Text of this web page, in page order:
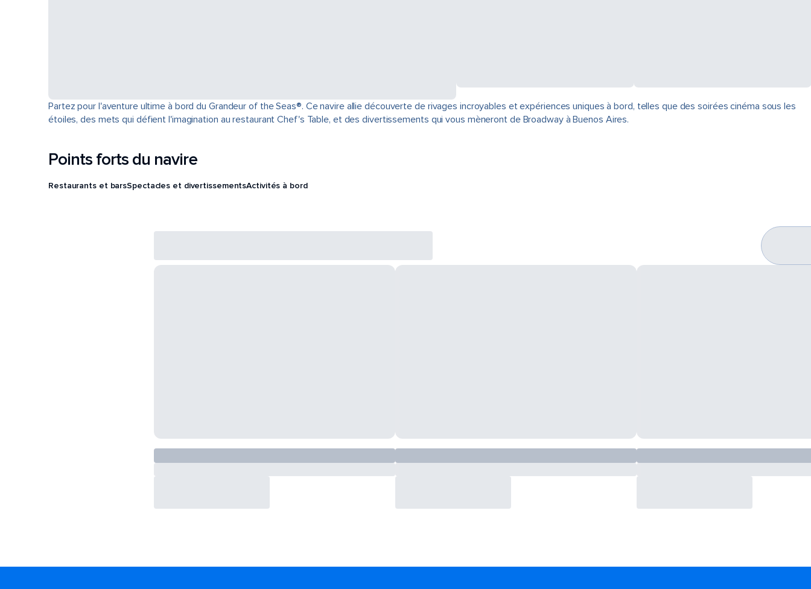
Partez pour l'aventure ultime à bord du Grandeur of the Seas®. Ce navire allie découverte de rivages incroyables et expériences uniques à bord, telles que des soirées cinéma sous les
étoiles, des mets qui défient l'imagination au restaurant Chef's Table, et des divertissements qui vous mèneront de Broadway à Buenos Aires.
Points forts du navire
Restaurants et barsSpectacles et divertissementsActivités à bord